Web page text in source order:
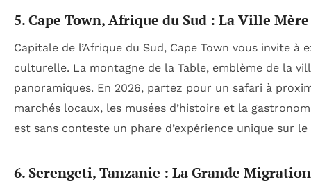
5. Cape Town, Afrique du Sud : La Ville Mère
Capitale de l’Afrique du Sud, Cape Town vous invite à
culturelle. La montagne de la Table, emblème de la
panoramiques. En 2026, partez pour un safari à
marchés locaux, les musées d’histoire et la
est sans conteste un phare d’expérience unique sur
6. Serengeti, Tanzanie : La Grande Migration